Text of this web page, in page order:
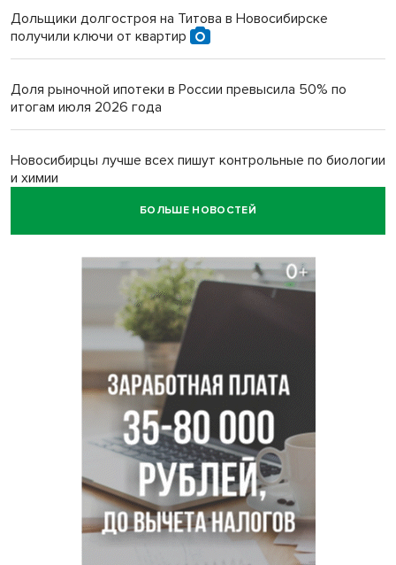
Дольщики долгостроя на Титова в Новосибирске
получили ключи от квартир
Доля рыночной ипотеки в России превысила 50% по
итогам июля 2026 года
Новосибирцы лучше всех пишут контрольные по биологии
и химии
Нейросеть для диагностики депрессии в крови создали в
Двум бойцам СВО после минно-взрывной травмы
«оживили» нервы в Новосибирске
Персидский ковер «108 шахов» впервые вывезли из музея
Востока в Новосибирск
Актриса из Новосибирска Евгения Туркова сыграла мать
в сериале «Малой»
БОЛЬШЕ НОВОСТЕЙ